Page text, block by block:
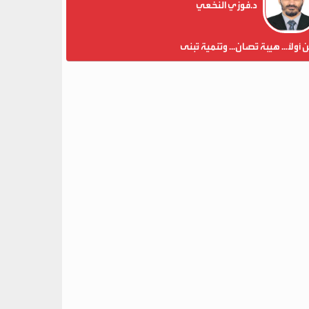
د.فوزي النخعي
أولاً... هيبة تُصان... وتنمية تُبنى